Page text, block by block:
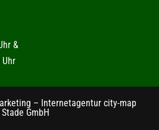
&
Uhr
– Internetagentur city-map
Stade GmbH